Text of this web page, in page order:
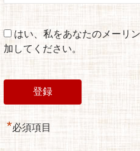
はい、私をあなたのメーリ
加してください。
*必須項目